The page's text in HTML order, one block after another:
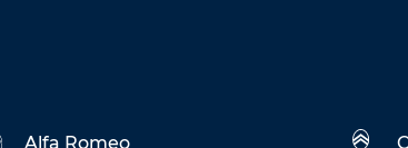
Alfa Romeo